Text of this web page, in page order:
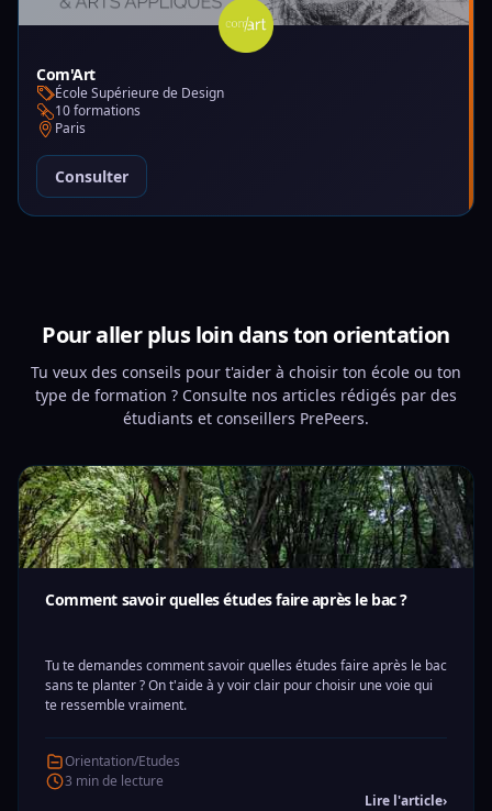
Com'Art
École Supérieure de Design
10 formations
Paris
Consulter
Pour aller plus loin dans ton orientation
Tu veux des conseils pour t'aider à choisir ton école ou ton
type de formation ? Consulte nos articles rédigés par des
étudiants et conseillers PrePeers.
Comment savoir quelles études faire après le bac ?
Tu te demandes comment savoir quelles études faire après le bac
sans te planter ? On t'aide à y voir clair pour choisir une voie qui
te ressemble vraiment.
Orientation/Etudes
3 min de lecture
Lire l'article›